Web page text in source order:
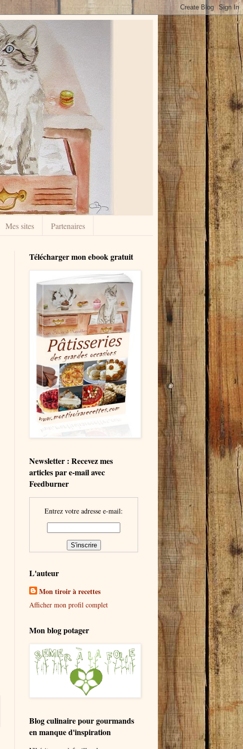
Mes sites Partenaires
Télécharger mon ebook gratuit
Newsletter : Recevez mes
articles par e-mail avec
Feedburner
Entrez votre adresse e-mail:
L'auteur
Mon tiroir à recettes
Afficher mon profil complet
Mon blog potager
Blog culinaire pour gourmands
en manque d'inspiration